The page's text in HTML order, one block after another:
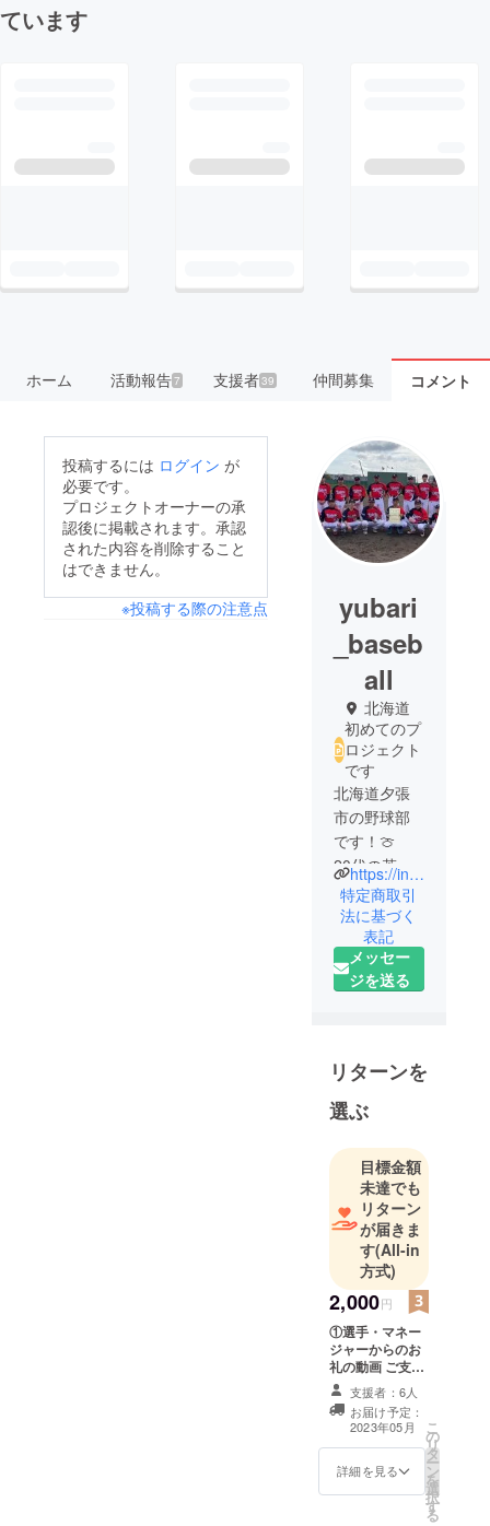
ています
ホーム 活動報告7 支援者39 仲間募集 コメント
投稿するには ログイン が
必要です。
プロジェクトオーナーの承
認後に掲載されます。承認
された内容を削除すること
はできません。
※投稿する際の注意点
yubari
_baseb
all
北海道
初めてのプ
ロジェクト
です
北海道夕張
市の野球部
です！🍈
20代の若手
と味のある
レジェンド
達で構成さ
れている結
成４年目の
-2022-
🥈自治労野
大会準優勝
🥈高松宮賜
杯第66回(2
部) 準優勝
🥇東日本全
道大会(2部)
優勝
2023年5月全
国大会出場‼️
https://instagram.com/yubari_baseballteam__?igshid=YmMyMTA2M2Y=
特定商取引
法に基づく
表記
メッセー
ジを送る
リターンを
選ぶ
目標金額
未達でも
リターン
が届きま
す(All-in
方式)
2,000円
①選手・マネー
ジャーからのお
礼の動画 ご支援
いただいた方
に、選手・マ
ネージャーから
全国大会へ出場
する意気込みや
今後の活動目標
など、 感謝の気
支援者：6人
お届け予定：
2023年05月
詳細を見る
こ
の
リ
タ
ー
ン
を
選
択
す
る